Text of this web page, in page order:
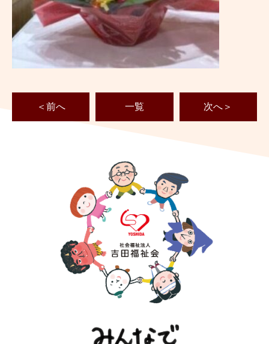
＜前へ 一覧 次へ＞